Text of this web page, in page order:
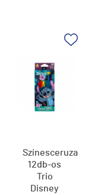
Színesceruza
12db-os
Trio
Disney